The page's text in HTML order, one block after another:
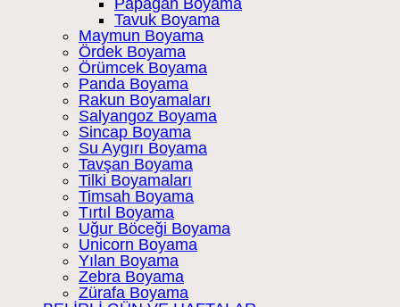
Tavuk Boyama
Maymun Boyama
Ördek Boyama
Örümcek Boyama
Panda Boyama
Rakun Boyamaları
Salyangoz Boyama
Sincap Boyama
Su Aygırı Boyama
Tavşan Boyama
Tilki Boyamaları
Timsah Boyama
Tırtıl Boyama
Uğur Böceği Boyama
Unicorn Boyama
Yılan Boyama
Zebra Boyama
Zürafa Boyama